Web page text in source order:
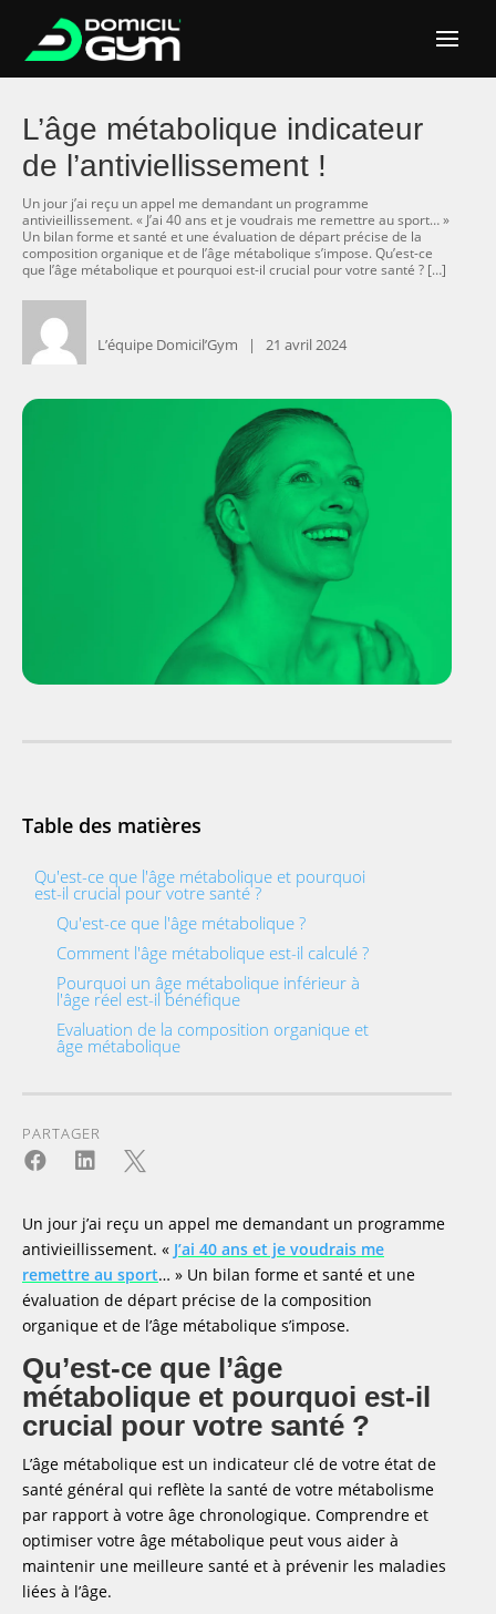
L’âge métabolique indicateur
de l’antiviellissement !
Un jour j’ai reçu un appel me demandant un programme
antivieillissement. « J’ai 40 ans et je voudrais me remettre au sport… »
Un bilan forme et santé et une évaluation de départ précise de la
composition organique et de l’âge métabolique s’impose. Qu’est-ce
que l’âge métabolique et pourquoi est-il crucial pour votre santé ? […]
L’équipe Domicil’Gym ‎ ‎ ‎| ‎ ‎ ‎ ‎21 avril 2024
Table des matières
Qu'est-ce que l'âge métabolique et pourquoi
est-il crucial pour votre santé ?
Qu'est-ce que l'âge métabolique ?
Comment l'âge métabolique est-il calculé ?
Pourquoi un âge métabolique inférieur à
l'âge réel est-il bénéfique
Evaluation de la composition organique et
âge métabolique
son capital santé
Quels sont les facteurs qui influencent l'âge
Facteurs nutritionnels et leur impact sur l'âge
métabolique
L'importance de l'activité physique pour un
âge métabolique plus jeune
Améliorer votre âge métabolique par des
changements de style de vie
Stratégies pour réduire votre âge
métabolique
Rôle de la réduction de la masse grasse et de
l'augmentation de la masse maigre
Quel âge métabolique devriez-vous viser ?
Tableau d'âge métabolique : interpréter les
valeurs
Quel est l'âge métabolique idéal pour votre
tranche d'âge ?
FAQ :
Quel est le bon âge métabolique ?
PARTAGER
  
Un jour j’ai reçu un appel me demandant un programme
antivieillissement. « J’ai 40 ans et je voudrais me
remettre au sport… » Un bilan forme et santé et une
évaluation de départ précise de la composition
organique et de l’âge métabolique s’impose.
Qu’est-ce que l’âge
métabolique et pourquoi est-il
crucial pour votre santé ?
L’âge métabolique est un indicateur clé de votre état de
santé général qui reflète la santé de votre métabolisme
par rapport à votre âge chronologique. Comprendre et
optimiser votre âge métabolique peut vous aider à
maintenir une meilleure santé et à prévenir les maladies
liées à l’âge.